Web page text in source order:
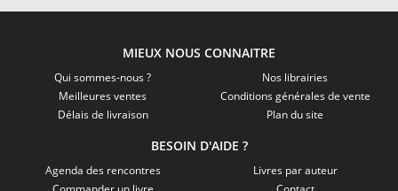
MIEUX NOUS CONNAITRE
Qui sommes-nous ?
Meilleures ventes
Délais de livraison
Nos librairies
Conditions générales de vente
Plan du site
BESOIN D'AIDE ?
Agenda des rencontres
Livres par auteur